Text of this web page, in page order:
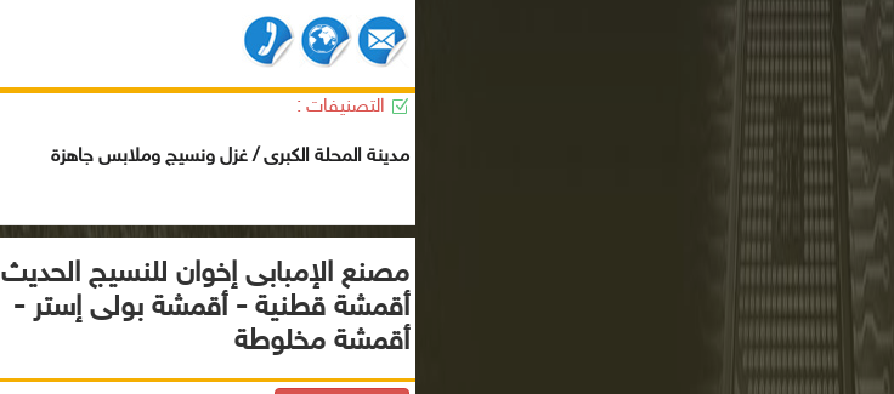
التصنيفات :
مدينة المحلة الكبرى / غزل ونسيج وملابس جاهزة
مصنع الإمبابى إخوان للنسيج الحديث |
أقمشة قطنية - أقمشة بولى إستر -
أقمشة مخلوطة